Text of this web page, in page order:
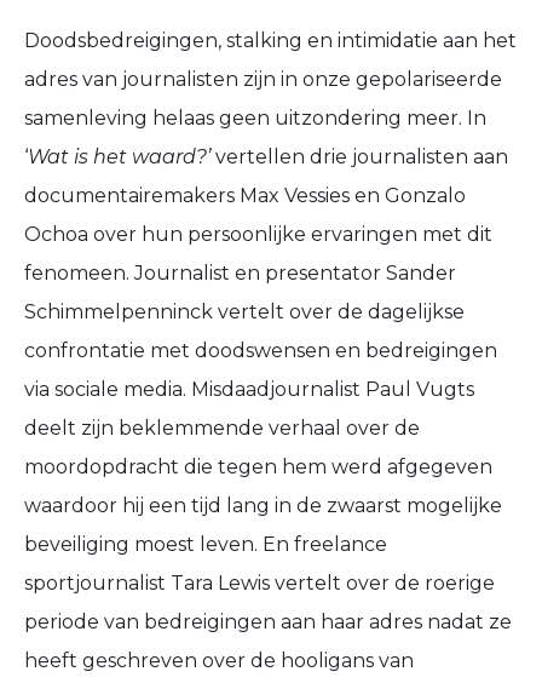
Doodsbedreigingen, stalking en intimidatie aan het
adres van journalisten zijn in onze gepolariseerde
samenleving helaas geen uitzondering meer. In
‘Wat is het waard?’vertellen drie journalisten aan
documentairemakers Max Vessies en Gonzalo
Ochoa over hun persoonlijke ervaringen met dit
fenomeen. Journalist en presentator Sander
Schimmelpenninck vertelt over de dagelijkse
confrontatie met doodswensen en bedreigingen
via sociale media. Misdaadjournalist Paul Vugts
deelt zijn beklemmende verhaal over de
moordopdracht die tegen hem werd afgegeven
waardoor hij een tijd lang in de zwaarst mogelijke
beveiliging moest leven. En freelance
sportjournalist Tara Lewis vertelt over de roerige
periode van bedreigingen aan haar adres nadat ze
heeft geschreven over de hooligans van